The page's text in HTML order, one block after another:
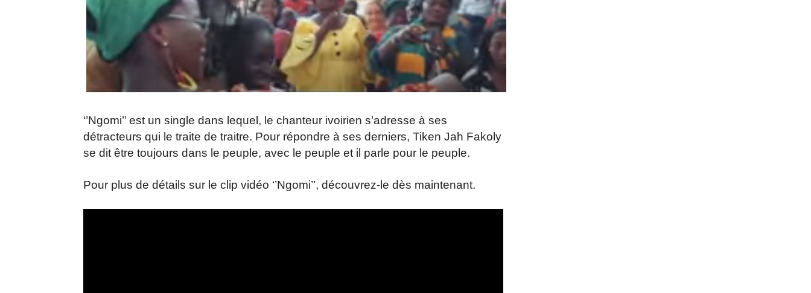
‘’Ngomi’’ est un single dans lequel, le chanteur ivoirien s’adresse à ses
détracteurs qui le traite de traitre. Pour répondre à ses derniers, Tiken Jah Fakoly
se dit être toujours dans le peuple, avec le peuple et il parle pour le peuple.
Pour plus de détails sur le clip vidéo ‘’Ngomi’’, découvrez-le dès maintenant.